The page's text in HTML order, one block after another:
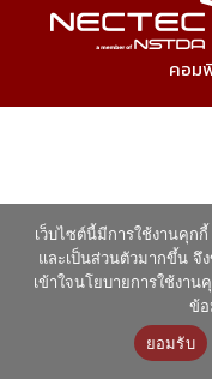
คอม
เว็บไซต์นี้มีการใช้งานคุกกี้
และเป็นส่วนตัวมากขึ้น จึ
เข้าใจนโยบายการใช้งา
ข้
ยอมรับ